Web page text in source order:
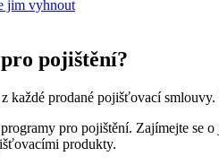
jim vyhnout
pojištění?
prodané pojišťovací
pro pojištění. Zajímejte
produkty.